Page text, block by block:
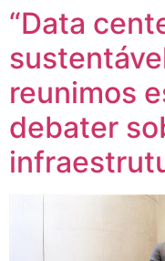
“Data
reunimos
debater